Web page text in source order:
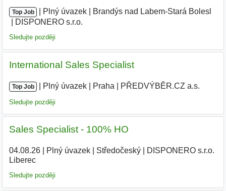
Top Job Plný úvazek Brandýs nad Labem-Stará Bolesl
DISPONERO s.r.o.
Sledujte později
International Sales Specialist
Top Job Plný úvazek Praha PŘEDVÝBĚR.CZ a.s.
Sledujte později
Sales Specialist - 100% HO
04.08.26| Plný úvazek| Středočeský|
DISPONERO s.r.o.
Liberec
Sledujte později